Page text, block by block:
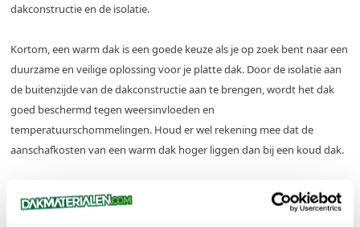
dakconstructie en de isolatie.
Kortom, een warm dak is een goede keuze als je op zoek bent naar een
duurzame en veilige oplossing voor je platte dak. Door de isolatie aan
de buitenzijde van de dakconstructie aan te brengen, wordt het dak
goed beschermd tegen weersinvloeden en
temperatuurschommelingen. Houd er wel rekening mee dat de
aanschafkosten van een warm dak hoger liggen dan bij een koud dak.
Heeft deze pagina je geholpen?